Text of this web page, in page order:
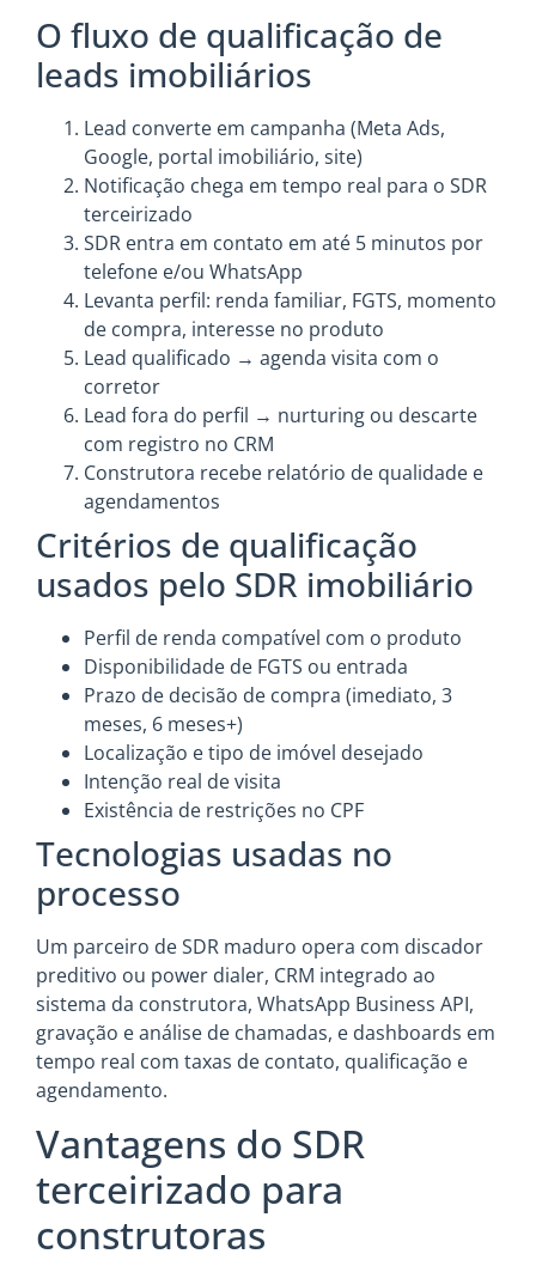
O fluxo de qualificação de
leads imobiliários
Lead converte em campanha (Meta Ads,
Google, portal imobiliário, site)
Notificação chega em tempo real para o SDR
terceirizado
SDR entra em contato em até 5 minutos por
telefone e/ou WhatsApp
Levanta perfil: renda familiar, FGTS, momento
de compra, interesse no produto
Lead qualificado → agenda visita com o
corretor
Lead fora do perfil → nurturing ou descarte
com registro no CRM
Construtora recebe relatório de qualidade e
agendamentos
Critérios de qualificação
usados pelo SDR imobiliário
Perfil de renda compatível com o produto
Disponibilidade de FGTS ou entrada
Prazo de decisão de compra (imediato, 3
meses, 6 meses+)
Localização e tipo de imóvel desejado
Intenção real de visita
Existência de restrições no CPF
Tecnologias usadas no
processo
Um parceiro de SDR maduro opera com discador
preditivo ou power dialer, CRM integrado ao
sistema da construtora, WhatsApp Business API,
gravação e análise de chamadas, e dashboards em
tempo real com taxas de contato, qualificação e
agendamento.
Vantagens do SDR
terceirizado para
construtoras